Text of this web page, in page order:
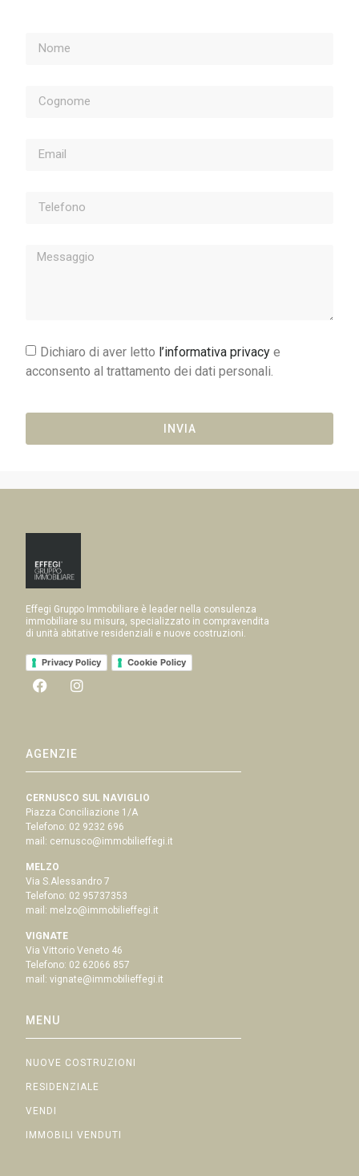
Dichiaro di aver letto l’informativa privacye
acconsento al trattamento dei dati personali.
INVIA
Effegi Gruppo Immobiliare è leader nella consulenza
immobiliare su misura, specializzato in compravendita
di unità abitative residenziali e nuove costruzioni.
Privacy Policy Cookie Policy
AGENZIE
CERNUSCO SUL NAVIGLIO
Piazza Conciliazione 1/A
Telefono: 02 9232 696
mail: cernusco@immobilieffegi.it
MELZO
Via S.Alessandro 7
Telefono: 02 95737353
mail: melzo@immobilieffegi.it
VIGNATE
Via Vittorio Veneto 46
Telefono: 02 62066 857
mail:vignate@immobilieffegi.it
MENU
NUOVE COSTRUZIONI
RESIDENZIALE
VENDI
IMMOBILI VENDUTI